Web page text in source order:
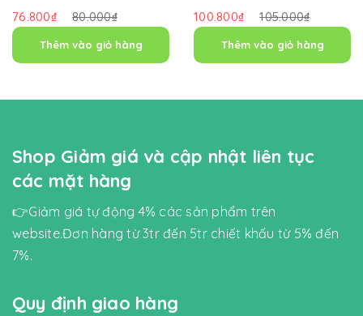
76.800₫ 80.000₫
Thêm vào giỏ hàng
100.800₫ 105.000₫
Thêm vào giỏ hàng
Shop Giảm giá và cập nhật liên tục
các mặt hàng
👉Giảm giá tự động 4% các sản phẩm trên
website.Đơn hàng từ 3tr đến 5tr chiết khấu từ 5% đến
7%.
Quy định giao hàng